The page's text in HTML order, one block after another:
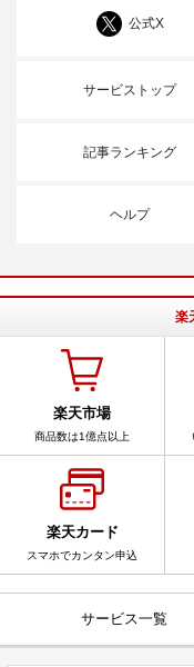
公式X
サービストップ
記事ランキング
ヘルプ
楽
楽天市場
商品数は1億点以上
楽天カード
スマホでカンタン申込
サービス一覧